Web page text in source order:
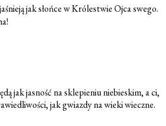
jak słońce w Królestwie Ojca swego.
jak jasność na sklepieniu niebieskim, a ci,
jak gwiazdy na wieki wieczne.